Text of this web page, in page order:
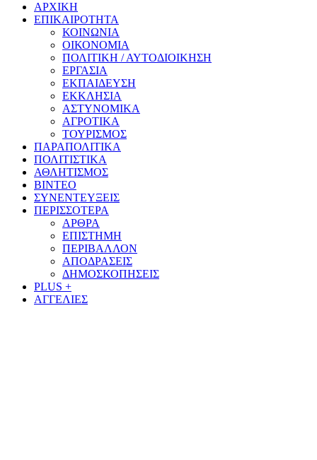
ΑΡΧΙΚΗ
ΕΠΙΚΑΙΡΟΤΗΤΑ
ΚΟΙΝΩΝΙΑ
ΟΙΚΟΝΟΜΙΑ
ΠΟΛΙΤΙΚΗ / ΑΥΤΟΔΙΟΙΚΗΣΗ
ΕΡΓΑΣΙΑ
ΕΚΠΑΙΔΕΥΣΗ
ΕΚΚΛΗΣΙΑ
ΑΣΤΥΝΟΜΙΚΑ
ΑΓΡΟΤΙΚΑ
ΤΟΥΡΙΣΜΟΣ
ΠΑΡΑΠΟΛΙΤΙΚΑ
ΠΟΛΙΤΙΣΤΙΚΑ
ΑΘΛΗΤΙΣΜΟΣ
ΒΙΝΤΕΟ
ΣΥΝΕΝΤΕΥΞΕΙΣ
ΠΕΡΙΣΣΟΤΕΡΑ
ΑΡΘΡΑ
ΕΠΙΣΤΗΜΗ
ΠΕΡΙΒΑΛΛΟΝ
ΑΠΟΔΡΑΣΕΙΣ
ΔΗΜΟΣΚΟΠΗΣΕΙΣ
PLUS +
ΑΓΓΕΛΙΕΣ